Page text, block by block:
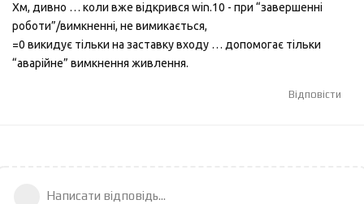
Хм, дивно … коли вже відкрився win.10 - при “завершенні
роботи”/вимкненні, не вимикається,
=0 викидує тільки на заставку входу … допомогає тільки
“аварійне” вимкнення живлення.
Відповісти
Написати відповідь...